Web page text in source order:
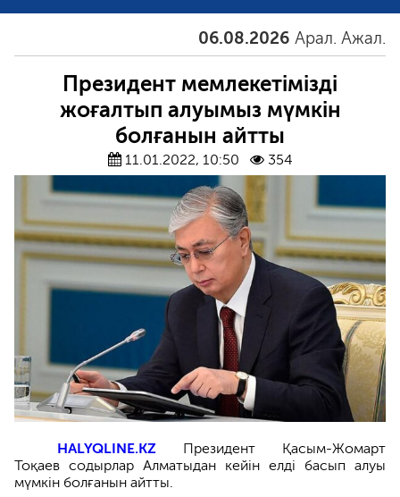
06.08.2026 Арал. Ажал.
Президент мемлекетімізді
жоғалтып алуымыз мүмкін
болғанын айтты
11.01.2022, 10:50 354
HALYQLINE.KZ Президент Қасым-Жомарт
Тоқаев содырлар Алматыдан кейін елді басып алуы
мүмкін болғанын айтты.